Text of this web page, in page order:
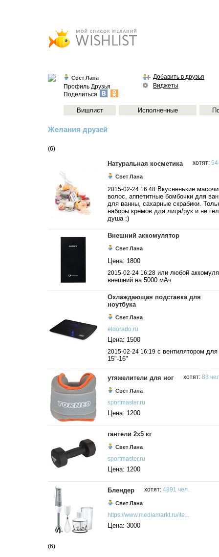
Свет Лана
Профиль Друзья
Поделиться
Добавить в друзья
Виджеты
Вишлист Исполненные
Желания друзей
(6)
Натуральная косметика хотят: 54
Свет Лана
2015-02-24 16:48 Вкусненькие
волос, аппетитные бомбочки для
для ванны, сахарные скрабики.
наборы кремов для лица/рук и не
душа ;)
Внешний аккомулятор
Свет Лана
Цена: 1800
2015-02-24 16:28 или любой
внешний на 5000 мАч
Охлаждающая подставка для
ноутбука
Свет Лана
eldorado.ru
Цена: 1500
2015-02-24 16:19 с вентилятором для
15"-16"
утяжелители для ног хотят: 83
Свет Лана
sportmaster.ru
Цена: 1200
гантели 2х5 кг
Свет Лана
sportmaster.ru
Цена: 1200
Блендер хотят: 4891 чел.
Свет Лана
https://www.mediamarkt.ru/ite...
Цена: 3000
(6)